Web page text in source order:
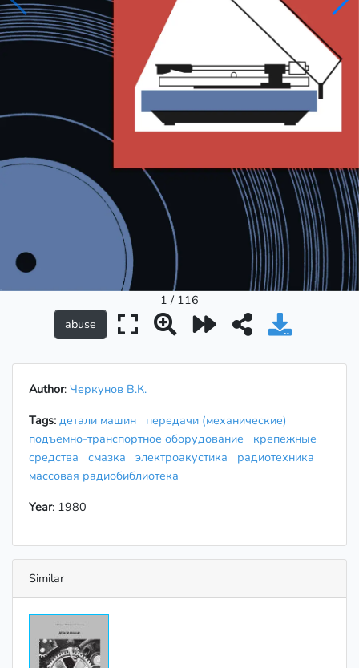
1 / 116
Author: Черкунов В.К.
Tags: детали машин
передачи (механические)
подъемно-транспортное оборудование
крепежные
средства
смазка электроакустика
радиотехника
массовая радиобиблиотека
Year: 1980
Similar